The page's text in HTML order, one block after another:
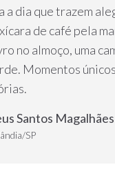
a dia que trazem
de café pela
no almoço, uma
Momentos
Santos Magalhães
SP